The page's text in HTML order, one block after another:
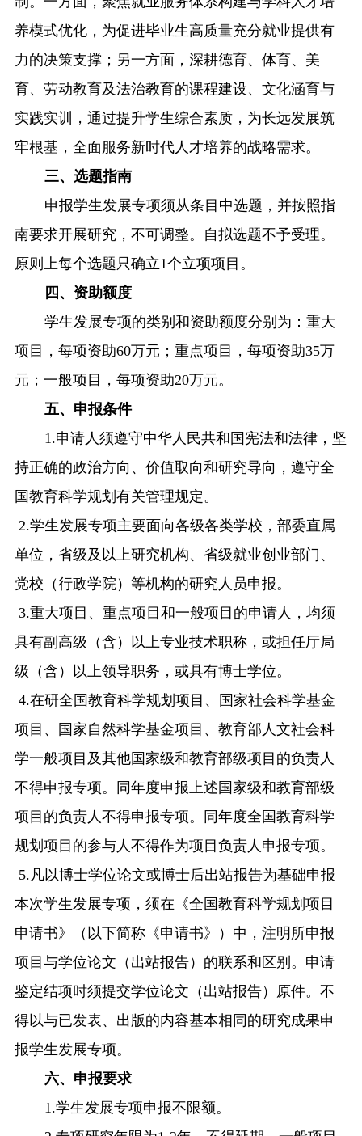
养模式优化，为促进毕业生高质量充分就业提供有
力的决策支撑；另一方面，深耕德育、体育、美
育、劳动教育及法治教育的课程建设、文化涵育与
实践实训，通过提升学生综合素质，为长远发展筑
牢根基，全面服务新时代人才培养的战略需求。
三、选题指南
申报学生发展专项须从条目中选题，并按照指
南要求开展研究，不可调整。自拟选题不予受理。
原则上每个选题只确立1个立项项目。
四 、资助额度
学生发展专项的类别和资助额度分别为：重大
项目，每项资助60万元；重点项目，每项资助35万
元；一般项目，每项资助20万元。
五、申报条件
1.申请人须遵守中华人民共和国宪法和法律，坚
持正确的政治方向、价值取向和研究导向，遵守全
国教育科学规划有关管理规定。
2.学生发展专项主要面向各级各类学校，部委直属
单位，省级及以上研究机构、省级就业创业部门、
党校（行政学院）等机构的研究人员申报。
3.重大项目、重点项目和一般项目的申请人，均须
具有副高级（含）以上专业技术职称，或担任厅局
级（含）以上领导职务，或具有博士学位。
4.在研全国教育科学规划项目、国家社会科学基金
项目、国家自然科学基金项目、教育部人文社会科
学一般项目及其他国家级和教育部级项目的负责人
不得申报专项。同年度申报上述国家级和教育部级
项目的负责人不得申报专项。同年度全国教育科学
规划项目的参与人不得作为项目负责人申报专项。
5.凡以博士学位论文或博士后出站报告为基础申报
本次学生发展专项，须在《全国教育科学规划项目
申请书》（以下简称《申请书》）中，注明所申报
项目与学位论文（出站报告）的联系和区别。申请
鉴定结项时须提交学位论文（出站报告）原件。不
得以与已发表、出版的内容基本相同的研究成果申
报学生发展专项。
六、申报要求
1.学生发展专项申报不限额。